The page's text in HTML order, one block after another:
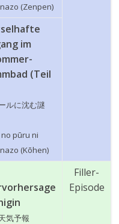
(Zenpen)
im
(Teil
ルに沈む謎
pūru ni
(Kōhen)
気予報
Filler-
Episode